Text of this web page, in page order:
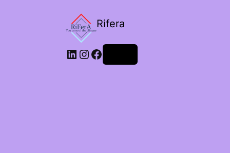
Rifera
LinkedIn
Instagram
Facebook